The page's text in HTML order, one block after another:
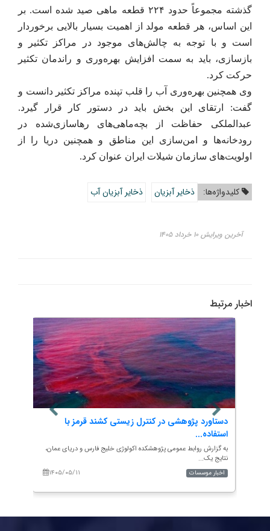
گذشته مجموعاً حدود ۲۲۴ قطعه ماهی صید شده است. بر
این اساس، هر قطعه مولد از اهمیت بسیار بالایی برخوردار
است و با توجه به چالش‌های موجود در مراکز تکثیر و
بازسازی، باید به سمت افزایش بهره‌وری و راندمان تکثیر
حرکت کرد.
وی همچنین بهره‌وری آب را قلب تپنده مراکز تکثیر دانست و
گفت: ارتقای این بخش باید در دستور کار قرار گیرد.
عبدالملکی حفاظت از بچه‌ماهی‌های رهاسازی‌شده در
رودخانه‌ها و امن‌سازی این مناطق و همچنین دریا را از
اولویت‌های سازمان شیلات ایران عنوان کرد.
کلیدواژه‌ها: ذخایر آبزیان ذخایر آبزیان آب
آخرین ویرایش ۱۰ خرداد ۱۴۰۵
اخبار مرتبط
دستاورد پژوهشی در کنترل زیستی کشند قرمز با
استفاده...
به گزارش روابط عمومی پژوهشکده اکولوژی خلیج فارس و دریای عمان،
نتایج یک...
۱۴۰۵/۰۵/۱۱
اخبار موسسات